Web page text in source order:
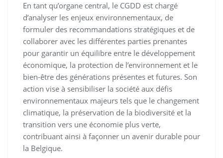
En tant qu’organe central, le CGDD est chargé
d’analyser les enjeux environnementaux, de
formuler des recommandations stratégiques et de
collaborer avec les différentes parties prenantes
pour garantir un équilibre entre le développement
économique, la protection de l’environnement et le
bien-être des générations présentes et futures. Son
action vise à sensibiliser la société aux défis
environnementaux majeurs tels que le changement
climatique, la préservation de la biodiversité et la
transition vers une économie plus verte,
contribuant ainsi à façonner un avenir durable pour
la Belgique.